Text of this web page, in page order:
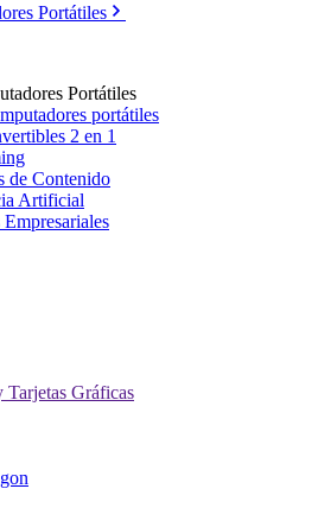
Portátiles
Portátiles
portátiles
2 en 1
de Contenido
Artificial
Tarjetas Gráficas